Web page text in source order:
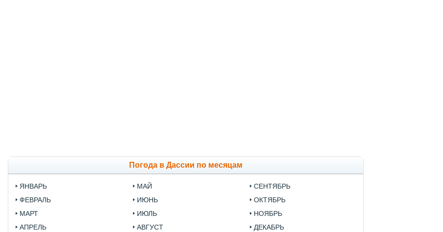
Погода в Дассии по месяцам
ЯНВАРЬ
ФЕВРАЛЬ
МАРТ
АПРЕЛЬ
МАЙ
ИЮНЬ
ИЮЛЬ
АВГУСТ
СЕНТЯБРЬ
ОКТЯБРЬ
НОЯБРЬ
ДЕКАБРЬ